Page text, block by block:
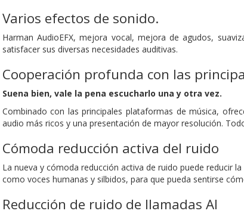
Varios efectos de sonido.
Harman AudioEFX, mejora vocal, mejora de agudos,
satisfacer sus diversas necesidades auditivas.
Cooperación profunda con las
Suena bien, vale la pena escucharlo una y otra vez.
Combinado con las principales plataformas de música,
audio más ricos y una presentación de mayor resolución.
Cómoda reducción activa del ruido
La nueva y cómoda reducción activa de ruido puede reducir
como voces humanas y silbidos, para que pueda sentirse
Reducción de ruido de llamadas AI